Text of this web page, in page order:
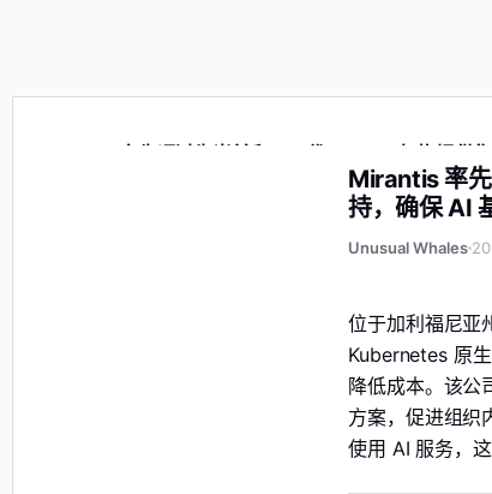
Mirantis 率先通过为当前和下一代 NVIDIA 架构提供
Mirantis 率
持，确保 AI
Unusual Whales
位于加利福尼亚
Kubernetes 原
降低成本。该
方案，促进组织
使用 AI 服务，